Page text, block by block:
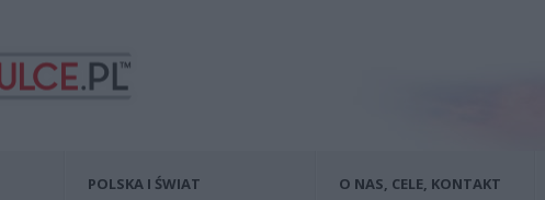
POLSKA I ŚWIAT O NAS, CELE, KONTAKT